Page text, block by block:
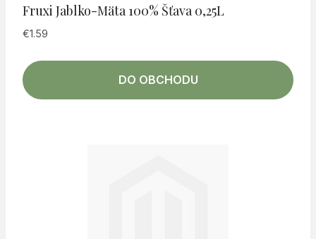
Fruxi Jablko-Mäta 100% Šťava 0,25L
€1.59
DO OBCHODU